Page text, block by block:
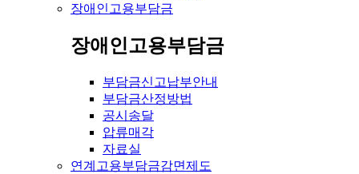
장애인고용부담금
장애인고용부담금
부담금신고납부안내
부담금산정방법
공시송달
압류매각
자료실
연계고용부담금감면제도